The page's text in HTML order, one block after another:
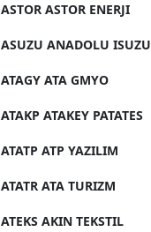
ASTOR ASTOR ENERJI
ASUZU ANADOLU ISUZU
ATAGY ATA GMYO
ATAKP ATAKEY PATATES
ATATP ATP YAZILIM
ATATR ATA TURIZM
ATEKS AKIN TEKSTIL